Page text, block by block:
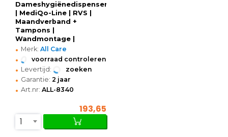
Dameshygiënedispenser
| MediQo-Line | RVS |
Maandverband +
Tampons |
Wandmontage |
230x101x250(h)mm
• Merk: All Care
• voorraad controleren
• Levertijd: zoeken
• Garantie: 2 jaar
• Art.nr: ALL-8340
193,65
1